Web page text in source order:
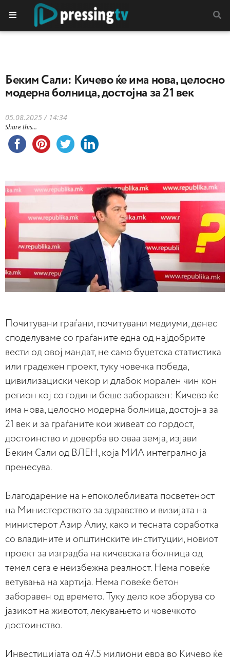
Беким Сали: Кичево ќе има нова, целосно
модерна болница, достојна за 21 век
05.08.2025 / 14:34
Share this...
Почитувани граѓани, почитувани медиуми, денес
споделуваме со граѓаните една од најдобрите
вести од овој мандат, не само буџетска статистика
или градежен проект, туку човечка победа,
цивилизациски чекор и длабок морален чин кон
регион кој со години беше заборавен: Кичево ќе
има нова, целосно модерна болница, достојна за
21 век и за граѓаните кои живеат со гордост,
достоинство и доверба во оваа земја, изјави
Беким Сали од ВЛЕН, која МИА интегрално ја
пренесува.
Благодарение на непоколебливата посветеност
на Министерството за здравство и визијата на
министерот Азир Алиу, како и тесната соработка
со владините и општинските институции, новиот
проект за изградба на кичевската болница од
темел сега е неизбежна реалност. Нема повеќе
ветувања на хартија. Нема повеќе бетон
заборавен од времето. Туку дело кое зборува со
јазикот на животот, лекувањето и човечкото
достоинство.
Инвестицијата од 47,5 милиони евра во Кичево ќе